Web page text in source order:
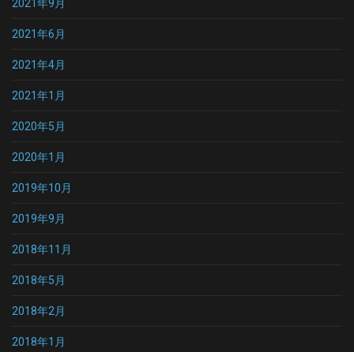
2021年9月
2021年6月
2021年4月
2021年1月
2020年5月
2020年1月
2019年10月
2019年9月
2018年11月
2018年5月
2018年2月
2018年1月